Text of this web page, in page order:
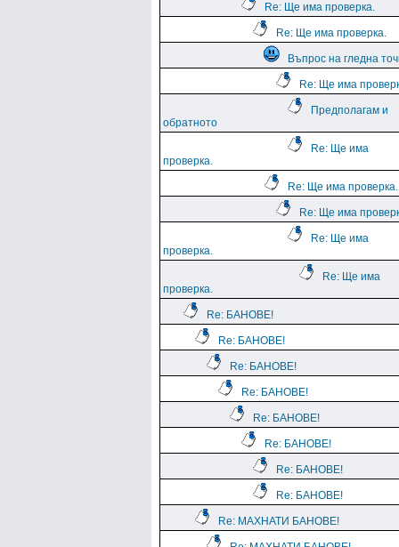
Re: Ще има проверка.
Re: Ще има проверка.
Въпрос на гледна
Re: Ще има
Предполагам и
обратното
Re: Ще има
проверка.
Re: Ще има проверка.
Re: Ще има
Re: Ще има
проверка.
Re: Ще има
проверка.
Re: БАНОВЕ!
Re: БАНОВЕ!
Re: БАНОВЕ!
Re: БАНОВЕ!
Re: БАНОВЕ!
Re: БАНОВЕ!
Re: БАНОВЕ!
Re: БАНОВЕ!
Re: МАХНАТИ БАНОВЕ!